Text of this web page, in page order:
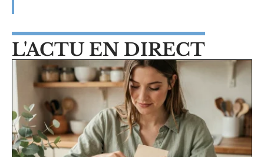
L'ACTU EN DIRECT